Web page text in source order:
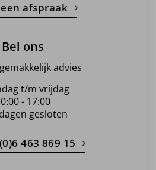
afspraak
Bel ons
advies
t/m vrijdag
- 17:00
gesloten
463 869 15